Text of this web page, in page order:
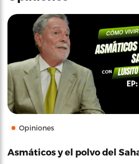
Opiniones
Asmáticos y el polvo del